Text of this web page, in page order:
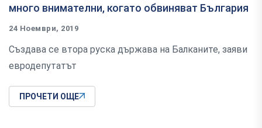
много внимателни, когато обвиняват България
24 Ноември, 2019
Създава се втора руска държава на Балканите, заяви
евродепутатът
ПРОЧЕТИ ОЩЕ